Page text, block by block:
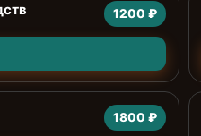
1200 ₽
1800 ₽